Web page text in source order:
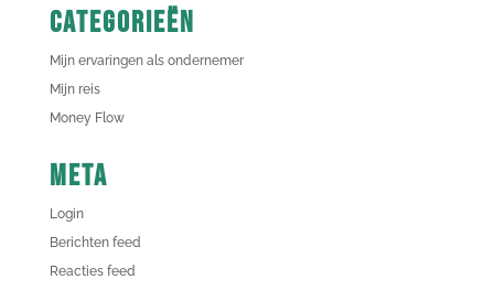
Categorieën
Mijn ervaringen als ondernemer
Mijn reis
Money Flow
Meta
Login
Berichten feed
Reacties feed